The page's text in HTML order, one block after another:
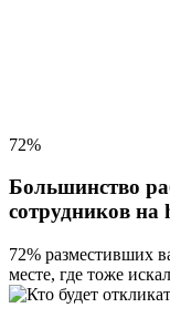
72%
Большинство
сотрудников на
72% разместивших
месте, где тоже